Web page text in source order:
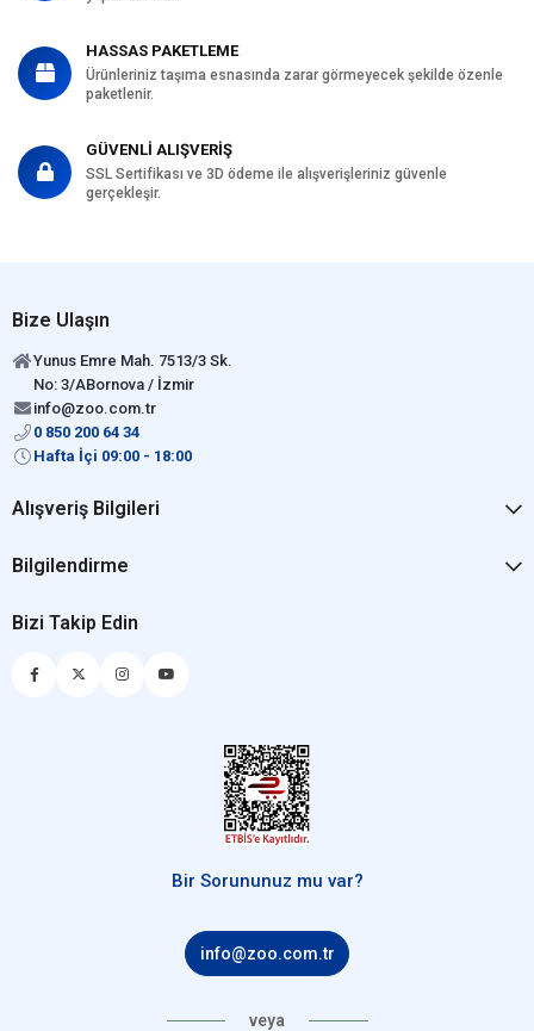
HASSAS PAKETLEME
Ürünleriniz taşıma esnasında zarar görmeyecek şekilde özenle
paketlenir.
GÜVENLİ ALIŞVERİŞ
SSL Sertifikası ve 3D ödeme ile alışverişleriniz güvenle
gerçekleşir.
Bize Ulaşın
Yunus Emre Mah. 7513/3 Sk.
No: 3/ABornova / İzmir
info@zoo.com.tr
0 850 200 64 34
Hafta İçi 09:00 - 18:00
Alışveriş Bilgileri
Bilgilendirme
Bizi Takip Edin
Bir Sorununuz mu var?
info@zoo.com.tr
veya